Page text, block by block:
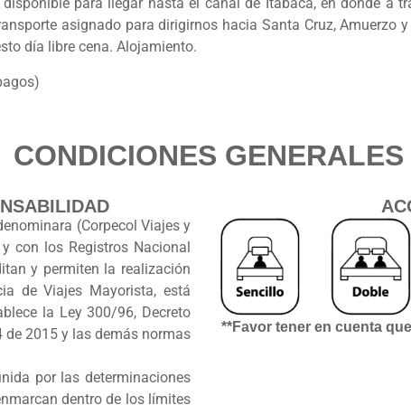
seleccionado con
Guías Autorizados
Impuestos Hoteleros.
para llegar hasta el canal de Itabaca, en donde a
asignado para dirigirnos hacia Santa Cruz, Amuerzo
día libre cena. Alojamiento.
al oeste de Puerto Villamil, allí existen varias lagunas de
Su nombre se debe a que aquí hay una grieta de lava
tiburones tintoreras (especie endémica de las Islas
veces y especies de la Isla. Almuerzo y cena. Alojamiento en
o recorrido en Kayak, almuerzo y en la tarde traslado al
CONDICIONES GENERALES
(Corpecol Viajes y
con los Registros Nacional
y permiten la realización
de Viajes Mayorista, está
la Ley 300/96, Decreto
de 2015 y las demás normas
por las determinaciones
dentro de los límites
**Favor tener en cuenta